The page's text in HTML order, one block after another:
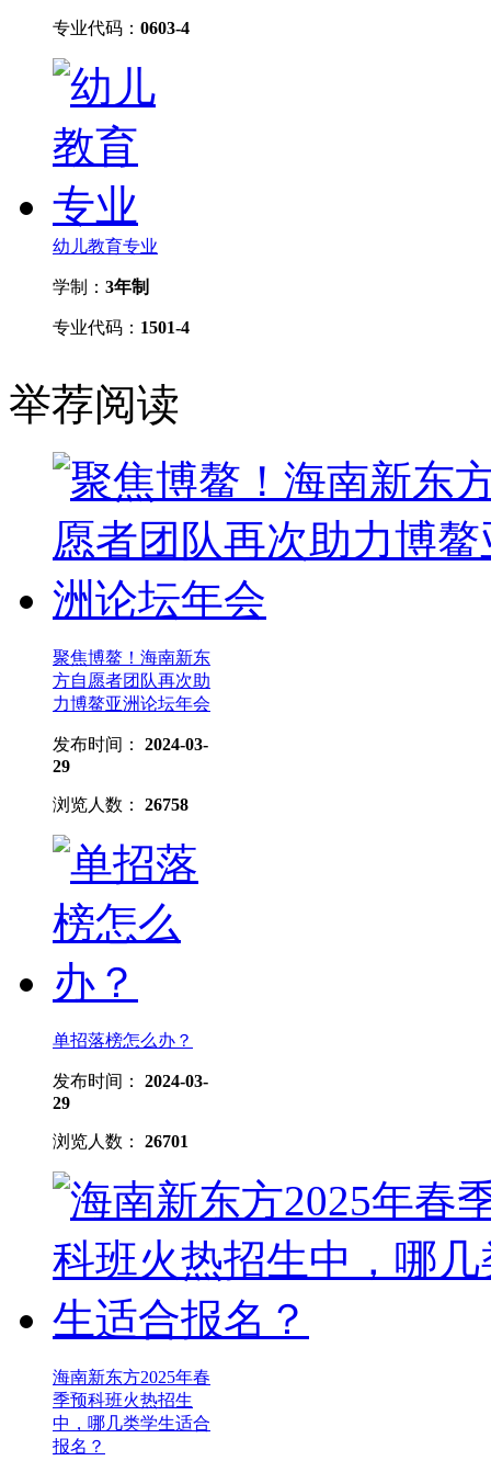
专业代码： 0603-4
幼儿教育专业
学制： 3年制
专业代码： 1501-4
举荐阅读
聚焦博鳌！海南新东
方自愿者团队再次助
力博鳌亚洲论坛年会
发布时间： 2024-03-
29
浏览人数： 26758
单招落榜怎么办？
发布时间： 2024-03-
29
浏览人数： 26701
海南新东方2025年春
季预科班火热招生
中，哪几类学生适合
报名？